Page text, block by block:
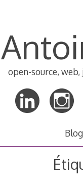
open-source,
Blog